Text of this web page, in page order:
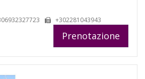
+302281043943
Prenotazione